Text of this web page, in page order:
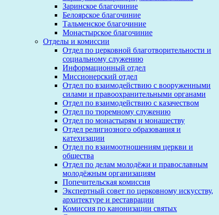
Заринское благочиние
Белоярское благочиние
Тальменское благочиние
Монастырское благочиние
Отделы и комиссии
Отдел по церковной благотворительности и
социальному служению
Информационный отдел
Миссионерский отдел
Отдел по взаимодействию с вооруженными
силами и правоохранительными органами
Отдел по взаимодействию с казачеством
Отдел по тюремному служению
Отдел по монастырям и монашеству
Отдел религиозного образования и
катехизации
Отдел по взаимоотношениям церкви и
общества
Отдел по делам молодёжи и православным
молодёжным организациям
Попечительская комиссия
Экспертный совет по церковному искусству,
архитектуре и реставрации
Комиссия по канонизации святых